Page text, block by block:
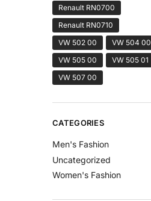
Renault RN0700
Renault RN0710
VW 502 00
VW 504 00
VW 505 00
VW 505 01
VW 507 00
CATEGORIES
Men's Fashion
Uncategorized
Women's Fashion